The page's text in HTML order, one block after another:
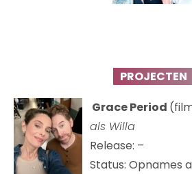
PROJECTEN
Grace Period
als Willa
Release: –
Status: Opnames